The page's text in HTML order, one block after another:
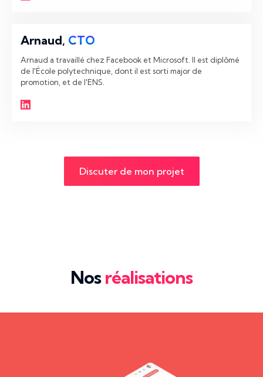
Arnaud, CTO
Arnaud a travaillé chez Facebook et Microsoft. Il est diplômé
de l'École polytechnique, dont il est sorti major de
promotion, et de l'ENS.
Discuter de mon projet
Nosréalisations